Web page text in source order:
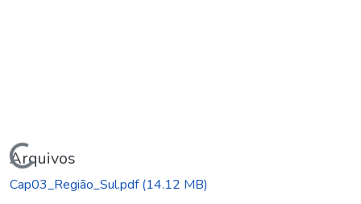
Carregando...
Arquivos
Cap03_Região_Sul.pdf(14.12 MB)